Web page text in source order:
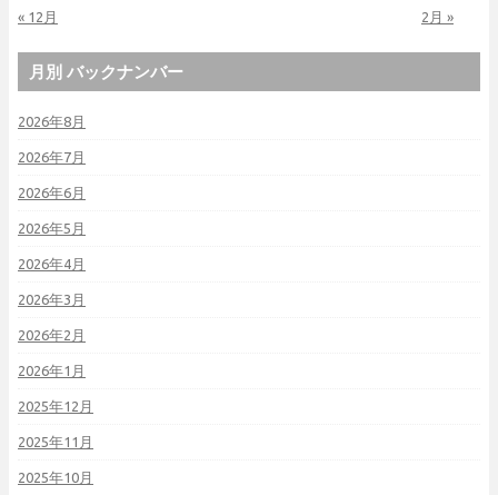
« 12月 2月 »
月別 バックナンバー
2026年8月
2026年7月
2026年6月
2026年5月
2026年4月
2026年3月
2026年2月
2026年1月
2025年12月
2025年11月
2025年10月